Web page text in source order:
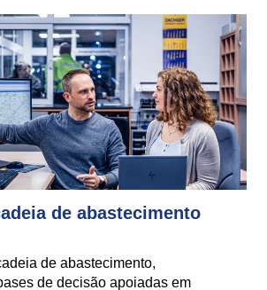
de abastecimento
de abastecimento,
de decisão apoiadas em